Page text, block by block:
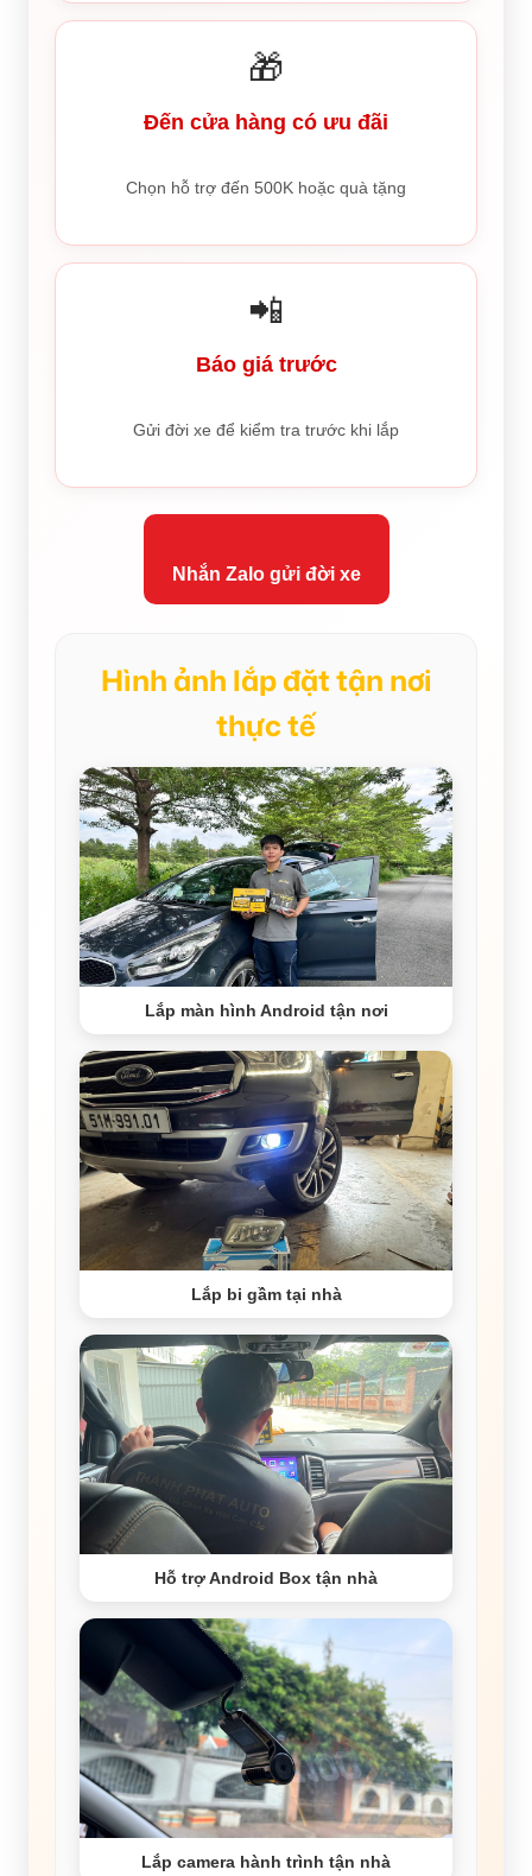
🎁
Đến cửa hàng có ưu đãi
Chọn hỗ trợ đến 500K hoặc quà tặng
📲
Báo giá trước
Gửi đời xe để kiểm tra trước khi lắp
Nhắn Zalo gửi đời xe
Hình ảnh lắp đặt tận nơi
thực tế
Lắp màn hình Android tận nơi
Lắp bi gầm tại nhà
Hỗ trợ Android Box tận nhà
Lắp camera hành trình tận nhà